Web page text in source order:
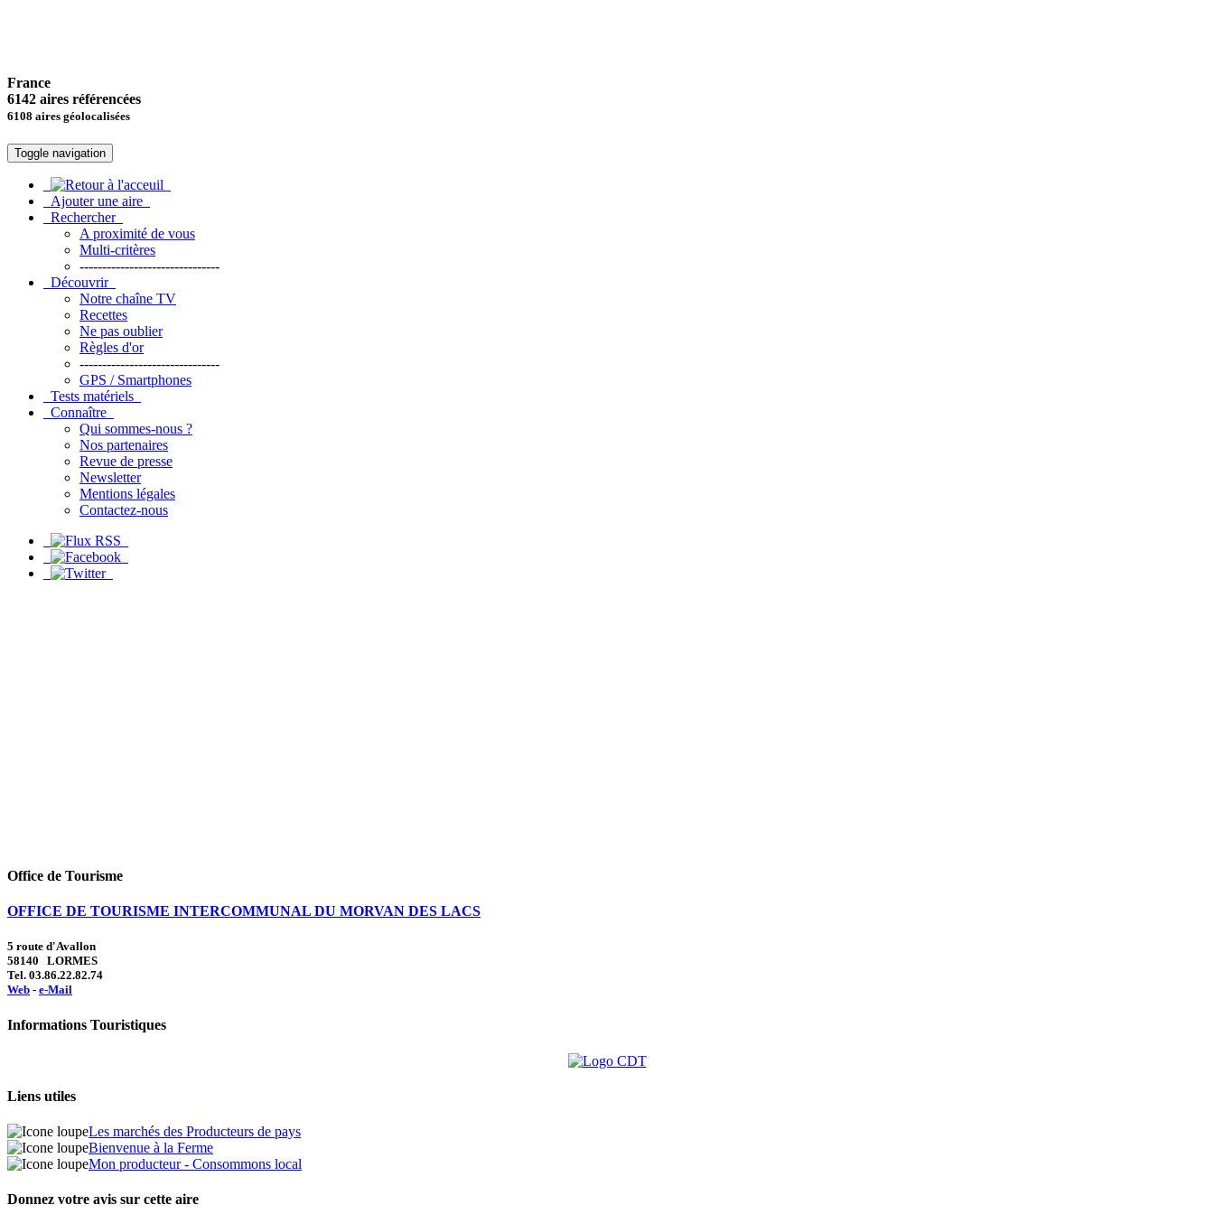
France
6142 aires référencées
6108 aires géolocalisées
Toggle navigation
Ajouter une aire
Rechercher
A proximité de vous
Multi-critères
-------------------------------
Découvrir
Notre chaîne TV
Recettes
Ne pas oublier
Règles d'or
-------------------------------
GPS / Smartphones
Tests matériels
Connaître
Qui sommes-nous ?
Nos partenaires
Revue de presse
Newsletter
Mentions légales
Contactez-nous
Office de Tourisme
OFFICE DE TOURISME INTERCOMMUNAL DU MORVAN DES LACS
5 route d'Avallon
58140 LORMES
Tel. 03.86.22.82.74
Web - e-Mail
Informations Touristiques
Liens utiles
Les marchés des Producteurs de pays
Bienvenue à la Ferme
Mon producteur - Consommons local
Donnez votre avis sur cette aire